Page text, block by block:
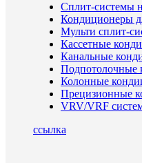
Сплит-системы
Кондиционеры
Мульти сплит-
Кассетные
Канальные
Подпотолочные
Колонные
Прецизионные
VRV/VRF
ссылка